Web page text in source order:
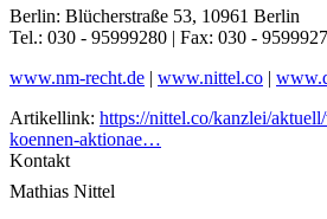
Berlin: Blücherstraße 53, 10961 Berlin
Tel.: 030 - 95999280 | Fax: 030 -
www.nm-recht.de | www.nittel.co |
Artikellink: https://nittel.co/kanzlei/
koennen-aktionae…
Kontakt
Mathias Nittel